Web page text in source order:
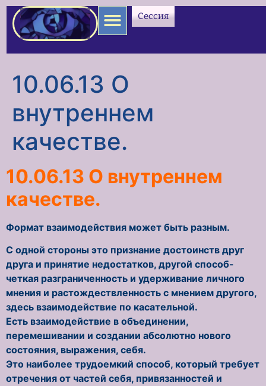
содержимому
Сессия
10.06.13 О
внутреннем
качестве.
10.06.13 О внутреннем
качестве.
Формат взаимодействия может быть разным.
С одной стороны это признание достоинств друг
друга и принятие недостатков, другой способ-
четкая разграниченность и удерживание личного
мнения и растождествленность с мнением другого,
здесь взаимодействие по касательной.
Есть взаимодействие в объединении,
перемешивании и создании абсолютно нового
состояния, выражения, себя.
Это наиболее трудоемкий способ, который требует
отречения от частей себя, привязанностей и